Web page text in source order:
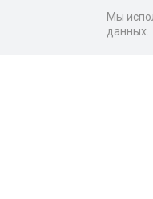
Мы
данных.